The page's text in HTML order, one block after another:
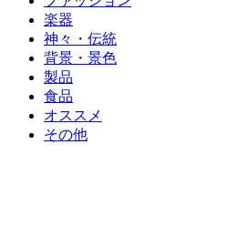
楽器
神々・伝統
背景・景色
製品
食品
オススメ
その他